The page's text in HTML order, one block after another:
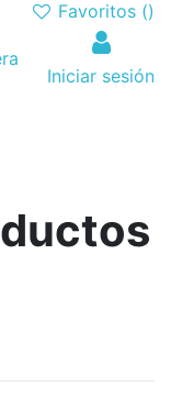
Favoritos ()
Iniciar sesión